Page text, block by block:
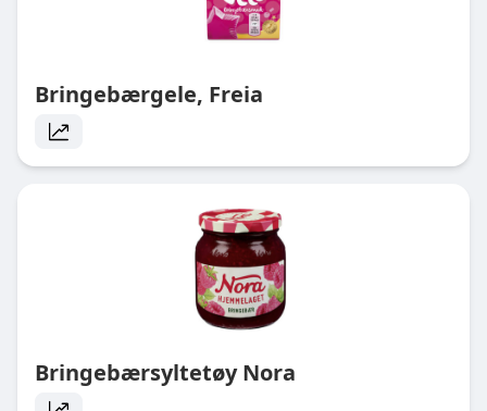
Bringebærgele, Freia
Bringebærsyltetøy Nora